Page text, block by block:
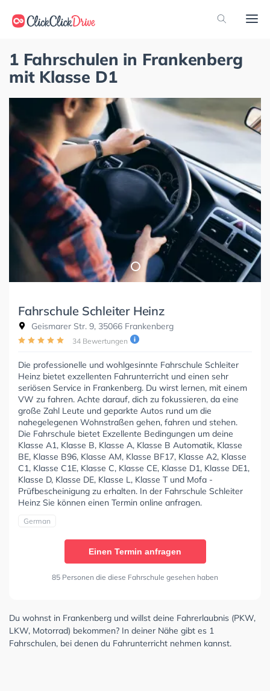
1 Fahrschulen in Frankenberg
mit Klasse D1
Fahrschule Schleiter Heinz
Geismarer Str. 9, 35066 Frankenberg
34 Bewertungen
Die professionelle und wohlgesinnte Fahrschule Schleiter
Heinz bietet exzellenten Fahrunterricht und einen sehr
seriösen Service in Frankenberg. Du wirst lernen, mit einem
VW zu fahren. Achte darauf, dich zu fokussieren, da eine
große Zahl Leute und geparkte Autos rund um die
nahegelegenen Wohnstraßen gehen, fahren und stehen.
Die Fahrschule bietet Exzellente Bedingungen um deine
Klasse A1, Klasse B, Klasse A, Klasse B Automatik, Klasse
BE, Klasse B96, Klasse AM, Klasse BF17, Klasse A2, Klasse
C1, Klasse C1E, Klasse C, Klasse CE, Klasse D1, Klasse DE1,
Klasse D, Klasse DE, Klasse L, Klasse T und Mofa -
Prüfbescheinigung zu erhalten. In der Fahrschule Schleiter
Heinz Sie können einen Termin online anfragen.
German
Einen Termin anfragen
85 Personen die diese Fahrschule gesehen haben
Du wohnst in Frankenberg und willst deine Fahrerlaubnis (PKW,
LKW, Motorrad) bekommen? In deiner Nähe gibt es 1
Fahrschulen, bei denen du Fahrunterricht nehmen kannst.